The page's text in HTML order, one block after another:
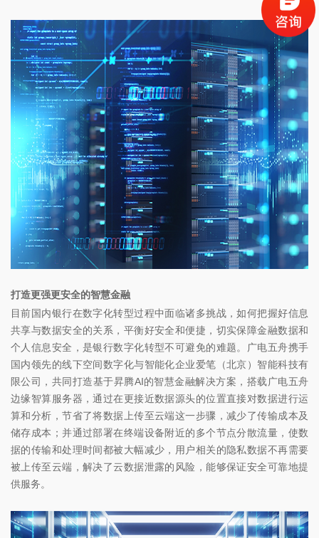
打造更强更安全的智慧金融
目前国内银行在数字化转型过程中面临诸多挑战，如何把握好信息
共享与数据安全的关系，平衡好安全和便捷，切实保障金融数据和
个人信息安全，是银行数字化转型不可避免的难题。广电五舟携手
国内领先的线下空间数字化与智能化企业爱笔（北京）智能科技有
限公司，共同打造基于昇腾AI的智慧金融解决方案，搭载广电五舟
边缘智算服务器，通过在更接近数据源头的位置直接对数据进行运
算和分析，节省了将数据上传至云端这一步骤，减少了传输成本及
储存成本；并通过部署在终端设备附近的多个节点分散流量，使数
据的传输和处理时间都被大幅减少，用户相关的隐私数据不再需要
被上传至云端，解决了云数据泄露的风险，能够保证安全可靠地提
供服务。